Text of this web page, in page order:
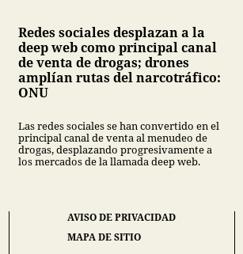
Redes sociales desplazan a la
deep web como principal canal
de venta de drogas; drones
amplían rutas del narcotráfico:
ONU
Las redes sociales se han convertido en el
principal canal de venta al menudeo de
drogas, desplazando progresivamente a
los mercados de la llamada deep web.
AVISO DE PRIVACIDAD
MAPA DE SITIO